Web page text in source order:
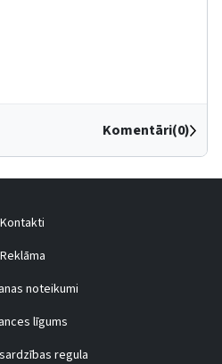
Komentāri(0)
Kontakti
Reklāma
noteikumi
līgums
regula